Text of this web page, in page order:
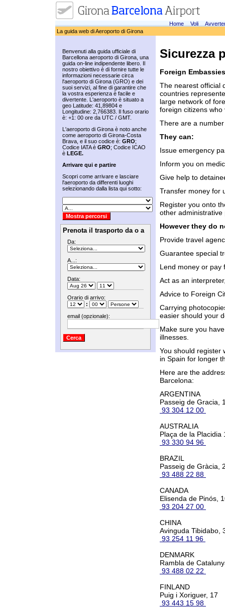
Home Voli
La guida web di Aeroporto di Girona
Benvenuti alla guida ufficiale di
Barcellona aeroporto di Girona, una
guida on-line indipendente libero. Il
nostro obiettivo è di fornire tutte le
informazioni necessarie circa
l'aeroporto di Girona (GRO) e dei
suoi servizi, al fine di garantire che
la vostra esperienza è facile e
divertente. L'aeroporto è situato a
geo Latitude: 41,89804 e
Longitudine: 2,766383. Il fuso orario
è: +1: 00 ore da UTC / GMT.
L'aeroporto di Girona è noto anche
come aeroporto di Girona-Costa
Brava, e il suo codice è: GRO;
Codice IATA è GRO; Codice ICAO
è LEGE.
Arrivare qui e partire
Scopri come arrivare e lasciare
l'aeroporto da differenti luoghi
selezionando dalla lista qui sotto:
Prenota il trasporto da o a
Da:
A...:
Data:
Orario di arrivo:
:
email (opzionale):
Sicurezza
Foreign
The nearest official
countries
large network of
foreign citizens
There are a
They can:
Issue emergency
Inform you on
Give help to
Transfer money for
Register you onto
other administrative
However they do
Provide travel
Guarantee special
Lend money or pay
Act as an
Advice to Foreign
Carrying
easier should your
Make sure you
illnesses.
You should register
in Spain for longer
Here are the
Barcelona:
ARGENTINA
Passeig de Gracia,
93 304 12 00
AUSTRALIA
Plaça de la Placidia
93 330 94 96
BRAZIL
Passeig de Gràcia,
93 488 22 88
CANADA
Elisenda de Pinós,
93 204 27 00
CHINA
Avinguda Tibidabo,
93 254 11 96
DENMARK
Rambla de
93 488 02 22
FINLAND
Puig i Xoriguer, 17
93 443 15 98